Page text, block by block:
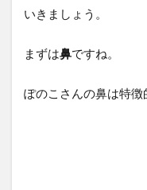
いきましょう。
まずは鼻ですね。
ぽのこさんの鼻は特徴